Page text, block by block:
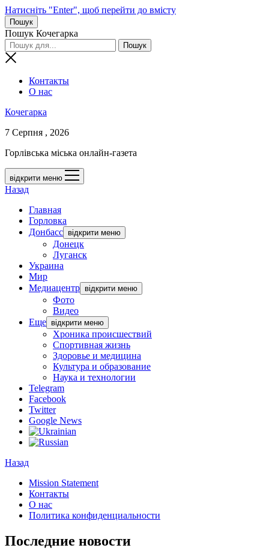
Натисніть "Enter", щоб перейти до вмісту
Пошук
Пошук Кочегарка
Контакты
О нас
Кочегарка
7 Серпня , 2026
Горлівська міська онлайн-газета
відкрити меню
Назад
Главная
Горловка
Донбасс відкрити меню
Донецк
Луганск
Украина
Мир
Медиацентр відкрити меню
Фото
Видео
Еще відкрити меню
Хроника происшествий
Спортивная жизнь
Здоровье и медицина
Культура и образование
Наука и технологии
Telegram
Facebook
Twitter
Google News
Назад
Mission Statement
Контакты
О нас
Политика конфиденциальности
Последние новости